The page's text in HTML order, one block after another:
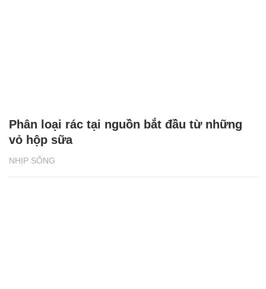
NHỊP SỐNG
Phân loại rác tại nguồn bắt đầu từ những
vỏ hộp sữa